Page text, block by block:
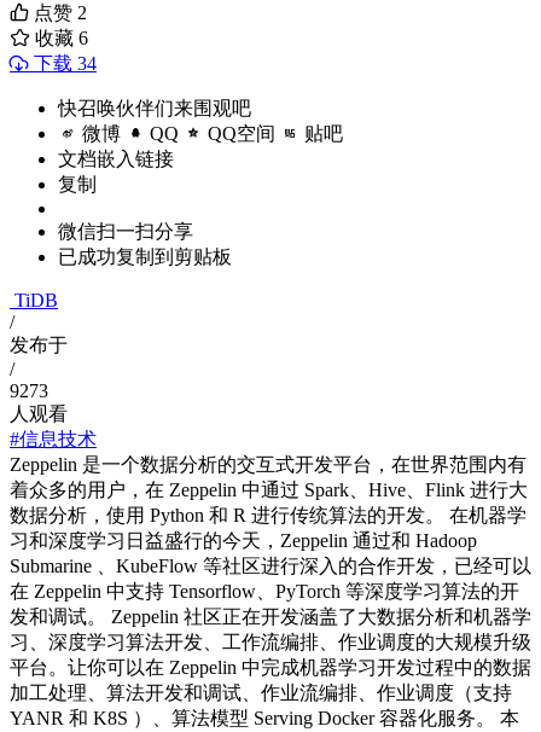
点赞 2
收藏 6
下载 34
快召唤伙伴们来围观吧
微博 QQ QQ空间 贴吧
文档嵌入链接
复制
微信扫一扫分享
已成功复制到剪贴板
TiDB
/
发布于
/
9273
人观看
#信息技术
Zeppelin 是一个数据分析的交互式开发平台，在世界范围内有
着众多的用户，在 Zeppelin 中通过 Spark、Hive、Flink 进行大
数据分析，使用 Python 和 R 进行传统算法的开发。 在机器学
习和深度学习日益盛行的今天，Zeppelin 通过和 Hadoop
Submarine 、KubeFlow 等社区进行深入的合作开发，已经可以
在 Zeppelin 中支持 Tensorflow、PyTorch 等深度学习算法的开
发和调试。 Zeppelin 社区正在开发涵盖了大数据分析和机器学
习、深度学习算法开发、工作流编排、作业调度的大规模升级
平台。让你可以在 Zeppelin 中完成机器学习开发过程中的数据
加工处理、算法开发和调试、作业流编排、作业调度（支持
YANR 和 K8S ）、算法模型 Serving Docker 容器化服务。 本